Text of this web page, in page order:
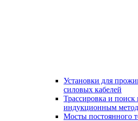
Установки для
силовых кабелей
Трассировка и
индукционным
Мосты постоянного